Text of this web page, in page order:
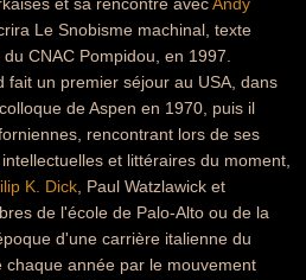
Le Snobisme machinal, texte
CNAC Pompidou, en 1997.
fait un premier séjour au USA, dans
de Aspen en 1970, puis il
rencontrant lors de ses
et littéraires du moment,
K. Dick , Paul Watzlawick et
de l'école de Palo-Alto ou de la
d'une carrière italienne du
année par le mouvement